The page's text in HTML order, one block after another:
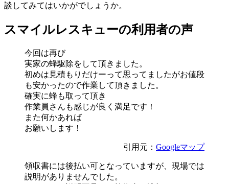
談してみてはいかがでしょうか。
スマイルレスキューの利用者の声
今回は再び
実家の蜂駆除をして頂きました。
初めは見積もりだけーって思ってましたがお値段
も安かったので作業して頂きました。
確実に蜂も取って頂き
作業員さんも感じが良く満足です！
また何かあれば
お願いします！
引用元： Googleマップ
領収書には後払い可となっていますが、現場では
説明がありませんでした。